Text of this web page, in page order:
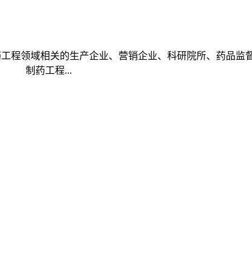
域相关的生产企业、营销企业、科研院所、药品监
。 制药工程...